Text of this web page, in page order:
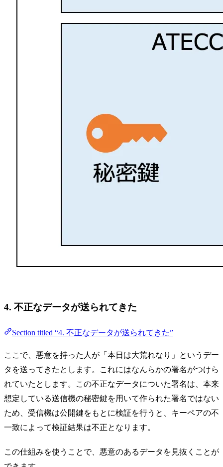
4. 不正なデータが送られてきた
Section titled “4. 不正なデータが送られてきた”
ここで、悪意を持った人が「本日は大荒れなり」というデー
タを送ってきたとします。これにはなんらかの署名がつけら
れていたとします。この不正なデータについた署名は、本来
想定している送信機の秘密鍵を用いて作られた署名ではない
ため、受信機は公開鍵をもとに検証を行うと、キーペアの不
一致によって検証結果は不正となります。
この仕組みを使うことで、悪意のあるデータを見抜くことが